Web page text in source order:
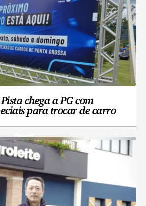
chega a PG com
para trocar de carro